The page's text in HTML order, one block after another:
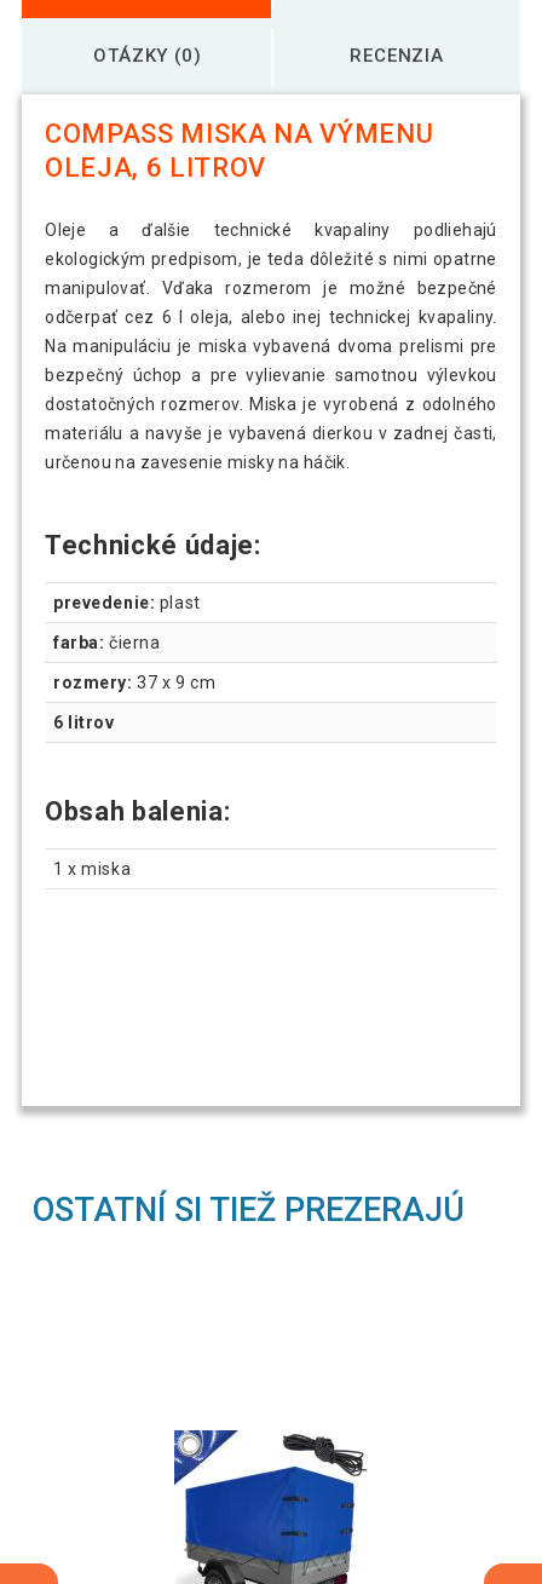
OTÁZKY (0) RECENZIA
COMPASS MISKA NA VÝMENU
OLEJA, 6 LITROV
Oleje a ďalšie technické kvapaliny podliehajú
ekologickým predpisom, je teda dôležité s nimi opatrne
manipulovať. Vďaka rozmerom je možné bezpečné
odčerpať cez 6 l oleja, alebo inej technickej kvapaliny.
Na manipuláciu je miska vybavená dvoma prelismi pre
bezpečný úchop a pre vylievanie samotnou výlevkou
dostatočných rozmerov. Miska je vyrobená z odolného
materiálu a navyše je vybavená dierkou v zadnej časti,
určenou na zavesenie misky na háčik.
Technické údaje:
prevedenie: plast
farba: čierna
rozmery: 37 x 9 cm
6 litrov
Obsah balenia:
1 x miska
OSTATNÍ SI TIEŽ PREZERAJÚ